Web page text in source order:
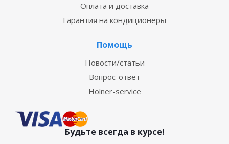
Оплата и доставка
Гарантия на кондиционеры
Помощь
Новости/статьи
Вопрос-ответ
Holner-service
Будьте всегда в курсе!